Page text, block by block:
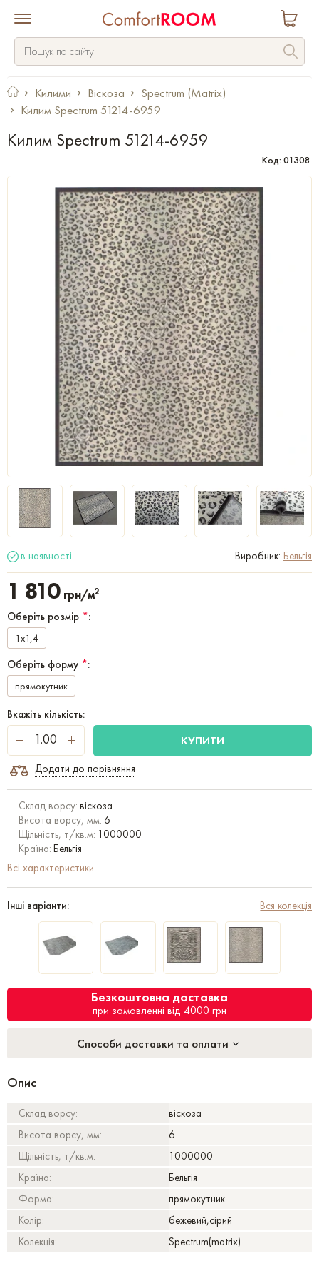
Килими Віскоза
Spectrum (Matrix)
Килим Spectrum 51214-6959
Килим Spectrum 51214-6959
Код: 01308
в наявності Виробник: Бельгія
1 810 грн/м2
Оберіть розмір *:
1x1,4
Оберіть форму *:
прямокутник
Вкажіть кількість:
КУПИТИ
Додати до порівняння
Склад ворсу: віскоза
Висота ворсу, мм: 6
Щільність, т/кв.м: 1000000
Країна: Бельгія
Всі характеристики
Інші варіанти: Вся колекція
Безкоштовна доставка
при замовленні від 4000 грн
Способи доставки та оплати
Опис
Склад ворсу:
віскоза
Висота ворсу, мм:
6
Щільність, т/кв.м:
1000000
Країна:
Бельгія
Форма:
прямокутник
Колір:
бежевий,сірий
Колекція:
Spectrum(matrix)